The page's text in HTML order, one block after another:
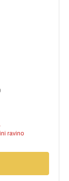
ravino